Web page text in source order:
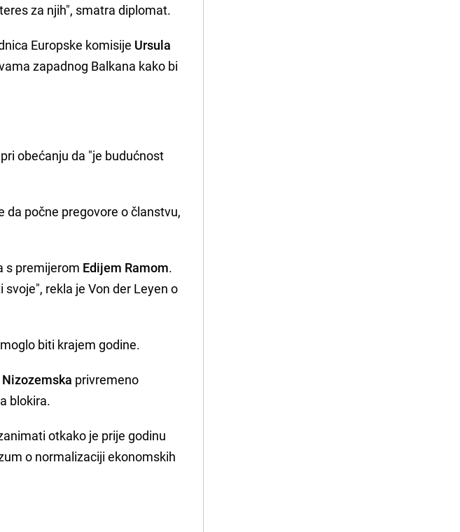
za njih", smatra diplomat.
Europske komisije Ursula
zapadnog Balkana kako bi
obećanju da "je budućnost
da počne pregovore o članstvu,
s premijerom Edijem Ramom.
rekla je Von der Leyen o
biti krajem godine.
privremeno
blokira.
otkako je prije godinu
o normalizaciji ekonomskih